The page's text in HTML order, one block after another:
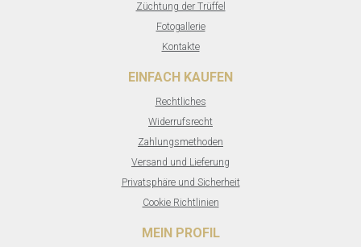
Züchtung der Trüffel
Fotogallerie
Kontakte
EINFACH KAUFEN
Rechtliches
Widerrufsrecht
Zahlungsmethoden
Versand und Lieferung
Privatsphäre und Sicherheit
Cookie Richtlinien
MEIN PROFIL